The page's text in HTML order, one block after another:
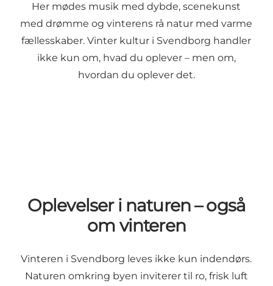
Her mødes musik med dybde, scenekunst
med drømme og vinterens rå natur med varme
fællesskaber. Vinter kultur i Svendborg handler
ikke kun om, hvad du oplever – men om,
hvordan du oplever det.
Oplevelser i naturen – også
om vinteren
Vinteren i Svendborg leves ikke kun indendørs.
Naturen omkring byen inviterer til ro, frisk luft